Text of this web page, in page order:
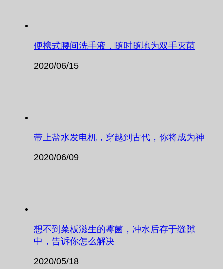
便携式腰间洗手液，随时随地为双手灭菌
2020/06/15
带上盐水发电机，穿越到古代，你将成为神
2020/06/09
想不到菜板滋生的霉菌，冲水后存于缝隙
中，告诉你怎么解决
2020/05/18